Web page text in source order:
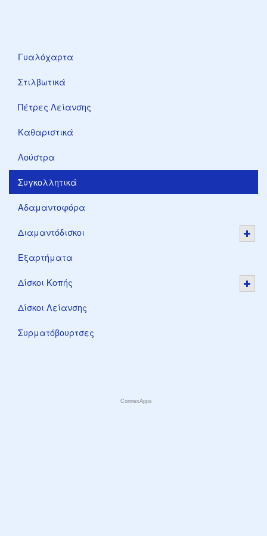
Γυαλόχαρτα
Στιλβωτικά
Πέτρες Λείανσης
Καθαριστικά
Λούστρα
Συγκολλητικά
Αδαμαντοφόρα
Διαμαντόδισκοι
Εξαρτήματα
Δίσκοι Κοπής
Δίσκοι Λείανσης
Συρματόβουρτσες
ConnexApps